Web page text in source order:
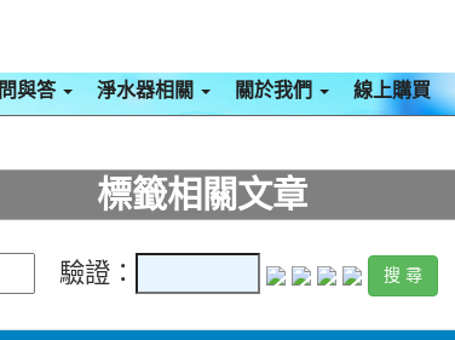
問與答 淨水器相關 關於我們 線上購買
標籤相關文章
驗證：